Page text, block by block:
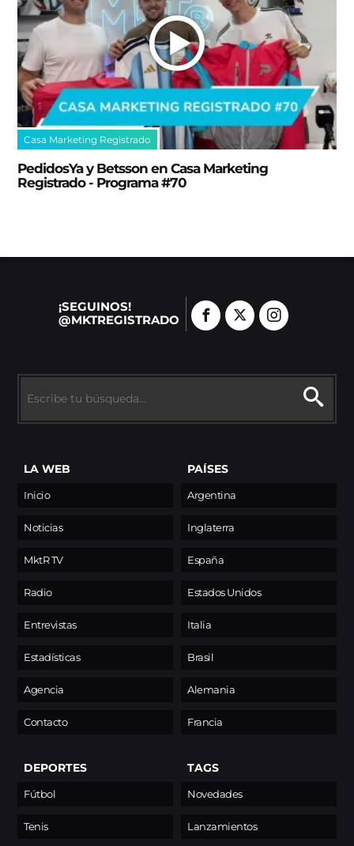
Casa Marketing Registrado
PedidosYa y Betsson en Casa Marketing
Registrado - Programa #70
¡SEGUINOS!
@MKTREGISTRADO
LA WEB
Inicio
Noticias
MktR TV
Radio
Entrevistas
Estadísticas
Agencia
Contacto
PAÍSES
Argentina
Inglaterra
España
Estados Unidos
Italia
Brasil
Alemania
Francia
DEPORTES
Fútbol
Tenis
TAGS
Novedades
Lanzamientos